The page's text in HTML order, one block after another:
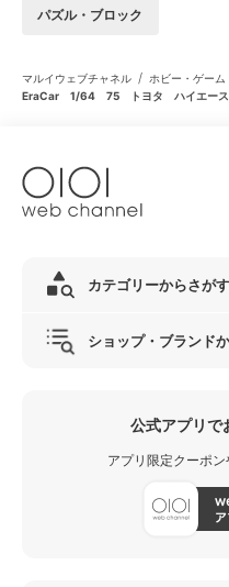
パズル・ブロック
マルイウェブチャネル / ホビー・ゲーム
EraCar 1/64 75 トヨタ ハイエース
カテゴリーからさがす
ショップ・ブランド
公式アプリで
アプリ限定クーポ